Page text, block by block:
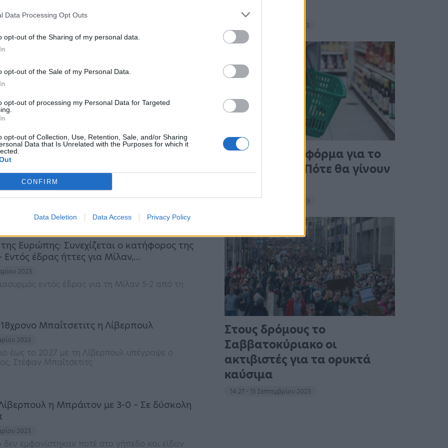
Data Processing Opt Outs
opt-out of the Sharing of my personal data.
opt-out of the Sale of my Personal Data.
opt-out of processing my Personal Data for Targeted
opt-out of Collection, Use, Retention, Sale, and/or Sharing
Data that Is Unrelated with the Purposes for which it
CONFIRM
Data Deletion Data Access Privacy Policy
στον Κλοπ δείχνει η διοίκηση της Λίβερπουλ,
γενναιόδωρο μπάτζετ για τις καλοκαιρινές
της διοίκησης και μεταγραφές στον
2023
επανέλαβε την πίστη του στη Λίβερπουλ,
φετινή σεζόν, και το καλοκαίρι θα επιβλέψει τις
που θα γίνουν στο ρόστερ
Νέα «σφαλιάρα» για τη Λίβερπουλ και
τη Γουλβς
2023
Ευρώπης: Συνεχίζεται ο κατήφορος της
Εντός έδρας ήττες για Μίλαν,…
2023
εντός έδρας για τη Μίλαν 5-2 από τη
Μπαΐτσετιτς η Λίβερπουλ
2023
έως το 2027 με τη Λίβερπουλ υπέγραψε ο
Στέφαν Μπαΐτσετιτς
η Μπράιτον με 3-0 – Σε δύσκολη
2023
δεν εμφανίστηκαν ποτέ στο γήπεδο και είδαν
σνακ
18:11 - 15 Σεπτεμβρίου 2023
Άνοιξε η πλατφόρμα για το
Market Pass – Πότε θα γίνουν
15:13 - 15 Σεπτεμβρίου 2023
Στους δρόμους το
Σαββατοκύριακο οι
ακτιβιστές για τα ορυκτά
καύσιμα
14:27 - 15 Σεπτεμβρίου 2023